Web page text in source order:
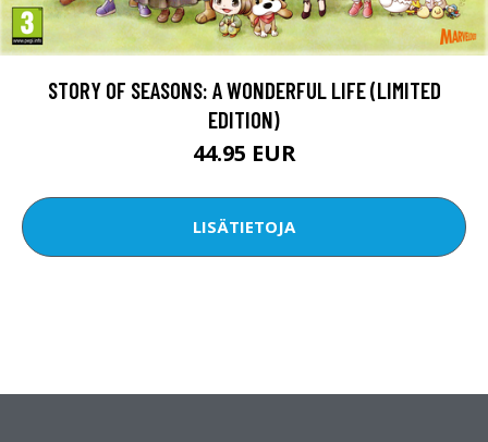
STORY OF SEASONS: A WONDERFUL LIFE (LIMITED
EDITION)
44.95 EUR
LISÄTIETOJA